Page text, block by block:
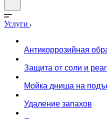
Услуги
Антикоррозийная
Защита от соли и
Мойка днища на
Удаление запахов